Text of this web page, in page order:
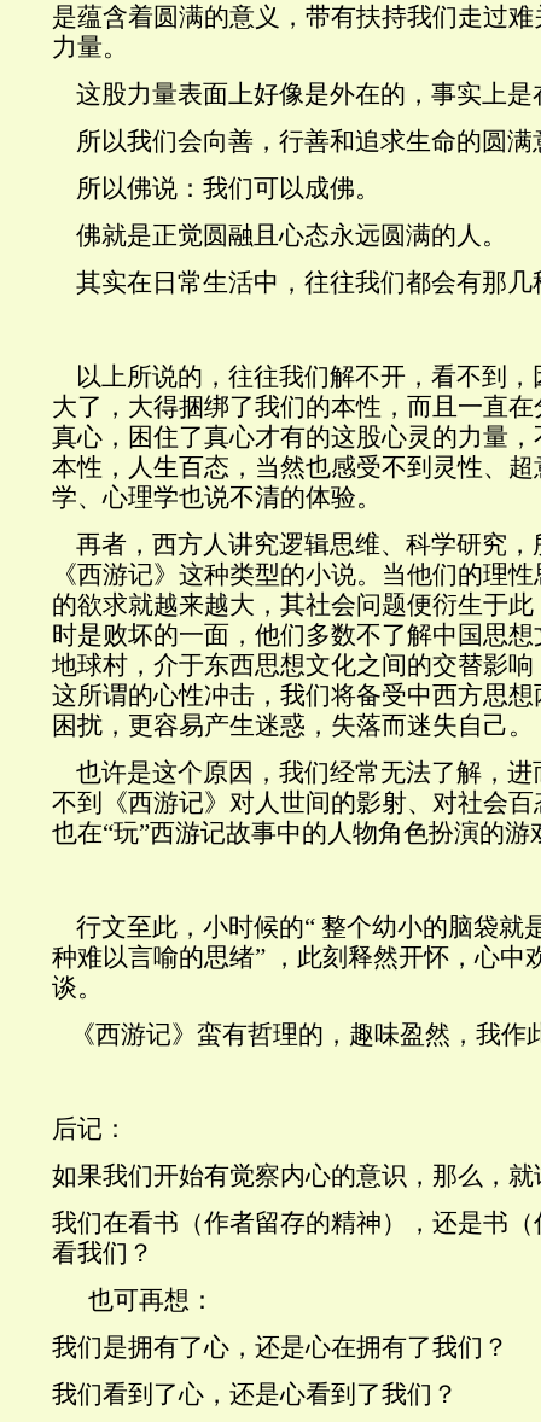
是蕴含着圆满的意义 ，带有扶持我们走过
力量。
这股力量表面上好像是外在的，事实上
所以我们会向善，行善和追求生命的圆满
所以佛说：我们可以成佛。
佛就是正觉圆融且心态永远圆满的人。
其实在日常生活中，往往我们都会有那
以上所说的，往往我们解不开，看不到
大了，大得捆绑了我们的本性，而且一直
真心，困住了真心才有的这股心灵的力量
本性，人生百态，当然也感受不到灵性、
学、心理学也说不清的体验。
再者，西方人讲究逻辑思维、科学研究
《西游记》这种类型的小说。当他们的理
的欲求就越来越大，其社会问题便衍生于
时是败坏的一面，他们多数不了解中国思
地球村，介于东西思想文化之间的交替影
这所谓的心性冲击，我们将备受中西方思
困扰，更容易产生迷惑，失落而迷失自己。
也许是这个原因，我们经常无法了解，
不到《西游记》对人世间的影射、对社会
也在“玩”西游记故事中的人物角色扮演的游
行文至此，小时候的“ 整个幼小的脑袋就
种难以言喻的思绪” ，此刻释然开怀，心中
谈。
《西游记》蛮有哲理的，趣味盈然，我
后记：
如果我们开始有觉察内心的意识，那么，
我们在看书（作者留存的精神），还是书
看我们？
也可再想：
我们是拥有了心，还是心在拥有了我们？
我们看到了心，还是心看到了我们？